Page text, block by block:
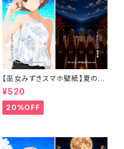
【巫女みずきスマホ壁紙】夏の海
と満月の祈りセット〈カレンダー
なし・1ヶ月利用コード付き〉
¥520
20%OFF